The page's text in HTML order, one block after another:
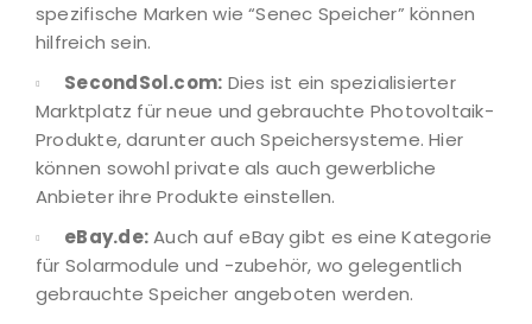
spezifische Marken wie “Senec Speicher” können
hilfreich sein.
SecondSol.com: Dies ist ein spezialisierter
Marktplatz für neue und gebrauchte Photovoltaik-
Produkte, darunter auch Speichersysteme. Hier
können sowohl private als auch gewerbliche
Anbieter ihre Produkte einstellen.
eBay.de:Auch auf eBay gibt es eine Kategorie
für Solarmodule und -zubehör, wo gelegentlich
gebrauchte Speicher angeboten werden.